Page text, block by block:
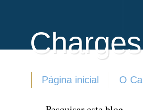
Charges
Página inicial O